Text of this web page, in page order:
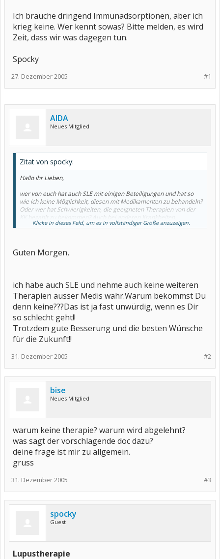
Ich brauche dringend Immunadsorptionen, aber ich
krieg keine. Wer kennt sowas? Bitte melden, es wird
Zeit, dass wir was dagegen tun.
Spocky
#1
27. Dezember 2005
AIDA
Neues Mitglied
Zitat von spocky:
Hallo ihr Lieben,
wer von euch hat auch SLE mit einigen Beteiligungen und hat so
wie ich keine Möglichkeit, diesen mit Medikamenten zu behandeln?
Oder wer hat Schwierigkeiten, die geeigneten Therapien von der
KK bezahlt zu bekommen? Auch bei anderen Krankheiten.
tun.
Klicke in dieses Feld, um es in vollständiger Größe anzuzeigen.
Guten Morgen,
ich habe auch SLE und nehme auch keine weiteren
Therapien ausser Medis wahr.Warum bekommst Du
denn keine???Das ist ja fast unwürdig, wenn es Dir
so schlecht geht!!
Trotzdem gute Besserung und die besten Wünsche
für die Zukunft!!
#2
31. Dezember 2005
bise
Neues Mitglied
warum keine therapie? warum wird abgelehnt?
was sagt der vorschlagende doc dazu?
deine frage ist mir zu allgemein.
gruss
#3
31. Dezember 2005
spocky
Guest
Lupustherapie